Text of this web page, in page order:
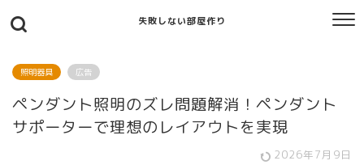
失敗しない部屋作り
照明器具 広告
ペンダント照明のズレ問題解消！ペンダント
サポーターで理想のレイアウトを実現
2026年7月9日